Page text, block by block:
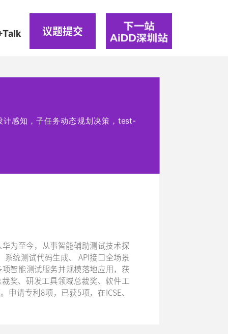
议题提交
为至今，从事智能辅助测试技术探
统测试代码生成、 API接口全场景
智能测试服务并规模落地应用，获
奖、研发工具领域总裁奖、软件工
请专利8项，已获5项，在ICSE、
感知，子任务动态规划决策，test-